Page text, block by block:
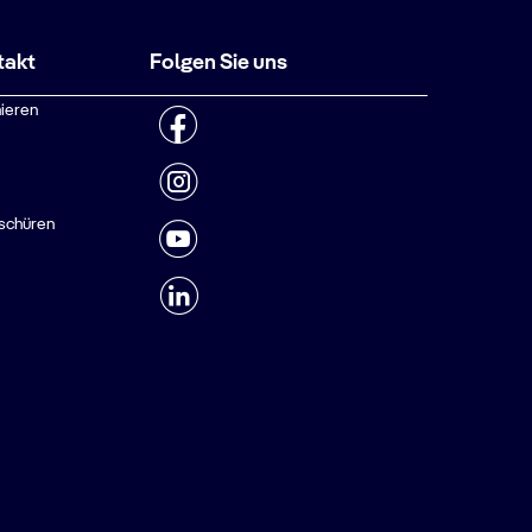
Folgen Sie uns